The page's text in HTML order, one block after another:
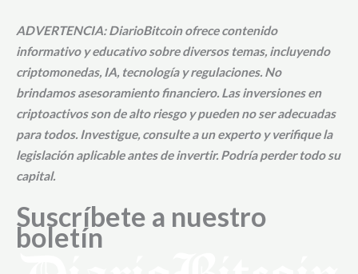
ADVERTENCIA:DiarioBitcoin ofrece contenido
informativo y educativo sobre diversos temas, incluyendo
criptomonedas, IA, tecnología y regulaciones. No
brindamos asesoramiento financiero. Las inversiones en
criptoactivos son de alto riesgo y pueden no ser adecuadas
para todos. Investigue, consulte a un experto y verifique la
legislación aplicable antes de invertir. Podría perder todo su
capital.
Suscríbete a nuestro
boletín